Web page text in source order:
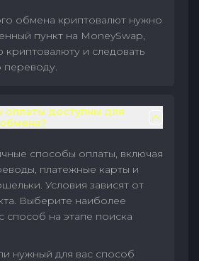
обмена криптовалют нужно
пункт на MoneySwap,
криптовалюту и следовать
переводу.
оплаты доступны для
способы оплаты, включая
платежные карты и
Условия зависят от
Выберите наиболее
способ на этапе поиска
нужный для вас способ